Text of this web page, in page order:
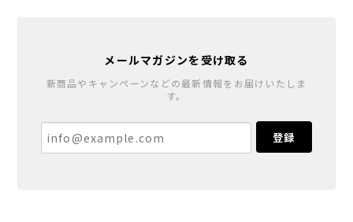
メールマガジンを受け取る
新商品やキャンペーンなどの最新情報をお届けいたしま
す。
登録